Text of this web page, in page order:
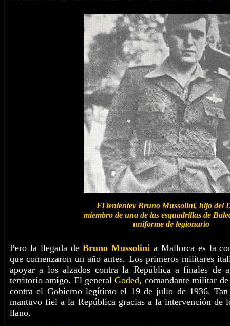
El tenientev Bruno Mussolini, hijo del
miembro de una de las esquadrillas de
uniforme de legionario
Pero la llegada deBruno Mussolini a Mallorca es la
que comenzaron un año antes. Los primeros militares
apoyar a los alzados contra la República a finales de
territorio amigo. El generalGoded, comandante militar
contra el Gobierno legítimo el 19 de julio de 1936.
mantuvo fiel a la República gracias a la intervención de
llano.